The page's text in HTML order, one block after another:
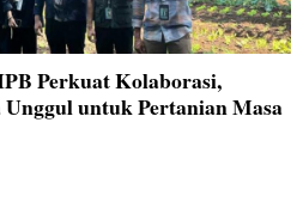
Perkuat Kolaborasi,
untuk Pertanian Masa